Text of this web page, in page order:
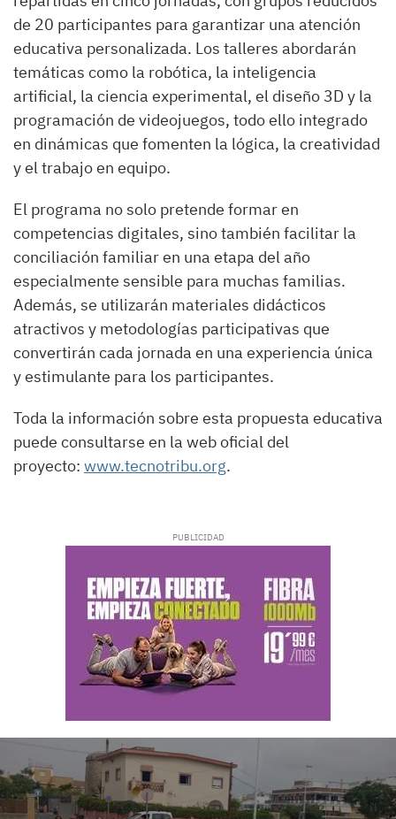
de 20 participantes para garantizar una atención
educativa personalizada. Los talleres abordarán
temáticas como la robótica, la inteligencia
artificial, la ciencia experimental, el diseño 3D y la
programación de videojuegos, todo ello integrado
en dinámicas que fomenten la lógica, la creatividad
y el trabajo en equipo.
El programa no solo pretende formar en
competencias digitales, sino también facilitar la
conciliación familiar en una etapa del año
especialmente sensible para muchas familias.
Además, se utilizarán materiales didácticos
atractivos y metodologías participativas que
convertirán cada jornada en una experiencia única
y estimulante para los participantes.
Toda la información sobre esta propuesta educativa
puede consultarse en la web oficial del
proyecto: www.tecnotribu.org.